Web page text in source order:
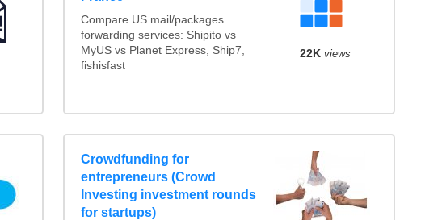
Compare US mail/packages
forwarding services: Shipito vs
MyUS vs Planet Express, Ship7,
fishisfast
22K views
Crowdfunding for
entrepreneurs (Crowd
Investing investment rounds
for startups)